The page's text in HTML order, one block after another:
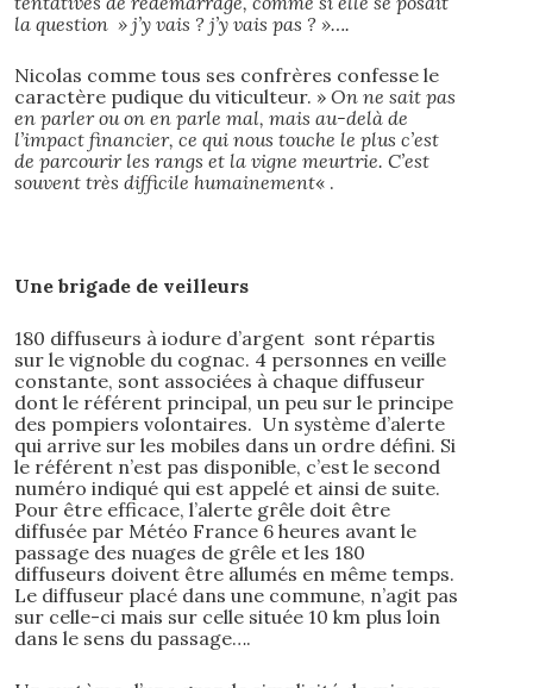
la question » j’y vais ? j’y vais pas ? »….
Nicolas comme tous ses confrères confesse le
caractère pudique du viticulteur. » On ne sait pas
en parler ou on en parle mal, mais au-delà de
l’impact financier, ce qui nous touche le plus c’est
de parcourir les rangs et la vigne meurtrie. C’est
souvent très difficile humainement« .
Une brigade de veilleurs
180 diffuseurs à iodure d’argent sont répartis
sur le vignoble du cognac. 4 personnes en veille
constante, sont associées à chaque diffuseur
dont le référent principal, un peu sur le principe
des pompiers volontaires. Un système d’alerte
qui arrive sur les mobiles dans un ordre défini. Si
le référent n’est pas disponible, c’est le second
numéro indiqué qui est appelé et ainsi de suite.
Pour être efficace, l’alerte grêle doit être
diffusée par Météo France 6 heures avant le
passage des nuages de grêle et les 180
diffuseurs doivent être allumés en même temps.
Le diffuseur placé dans une commune, n’agit pas
sur celle-ci mais sur celle située 10 km plus loin
dans le sens du passage….